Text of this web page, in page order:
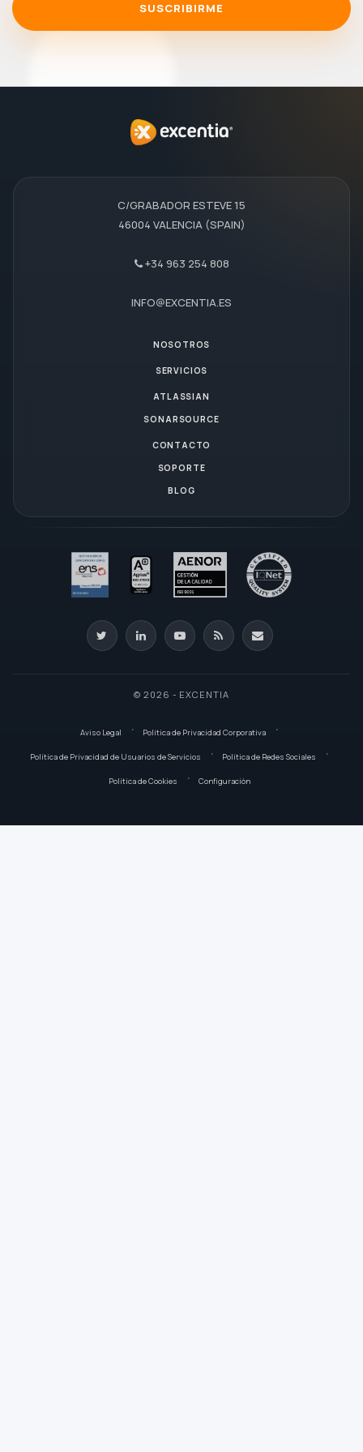
SUSCRIBIRME
C/GRABADOR ESTEVE 15
46004 VALENCIA (SPAIN)
+34 963 254 808
INFO@EXCENTIA.ES
NOSOTROS
SERVICIOS
ATLASSIAN
SONARSOURCE
CONTACTO
SOPORTE
BLOG
© 2026 - EXCENTIA
Aviso Legal Política de Privacidad Corporativa
Política de Privacidad de Usuarios de Servicios Política de Redes Sociales
Política de Cookies Configuración